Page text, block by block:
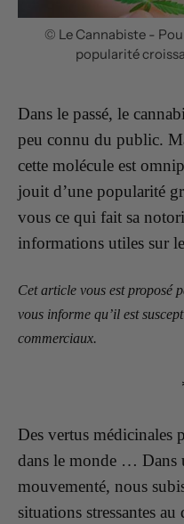
© Le Cannabiste -
popularité
Dans le passé, le
peu connu du public.
cette molécule est
jouit d’une popularité
vous ce qui fait sa
informations utiles sur
Cet article vous est proposé
vous informe qu’il est
commerciaux.
Des vertus médicinales
dans le monde … Dans
mouvementé, nous
situations stressantes